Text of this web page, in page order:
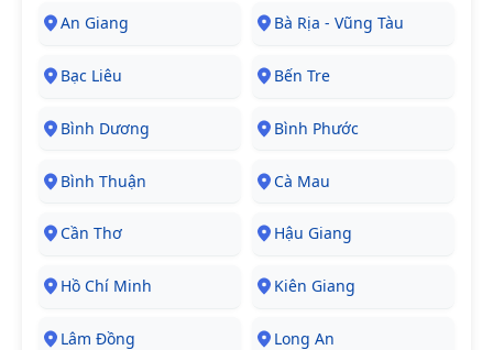
An Giang Bà Rịa - Vũng Tàu
Bạc Liêu Bến Tre
Bình Dương Bình Phước
Bình Thuận Cà Mau
Cần Thơ Hậu Giang
Hồ Chí Minh Kiên Giang
Lâm Đồng Long An